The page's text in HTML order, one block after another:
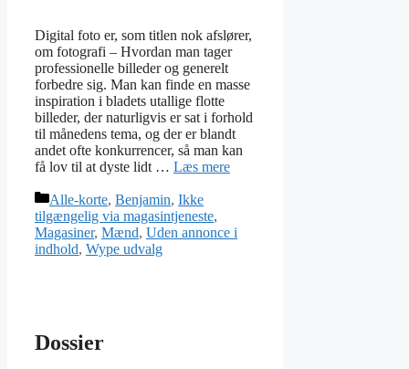
Digital foto er, som titlen nok afslører,
om fotografi – Hvordan man tager
professionelle billeder og generelt
forbedre sig. Man kan finde en masse
inspiration i bladets utallige flotte
billeder, der naturligvis er sat i forhold
til månedens tema, og der er blandt
andet ofte konkurrencer, så man kan
få lov til at dyste lidt … Læs mere
Kategorier
Alle-korte, Benjamin, Ikke
tilgængelig via magasintjeneste,
Magasiner, Mænd, Uden annonce i
indhold, Wype udvalg
Dossier